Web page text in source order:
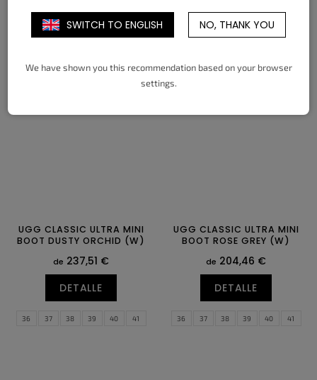
DETALLE
DETALLE
UGG CLASSIC ULTRA MINI
BOOT DUSTY ORCHID (W)
de 237,51 €
DETALLE
36 37 38 39 40
41
UGG CLASSIC ULTRA MINI
BOOT ROSE GREY (W)
de 204,46 €
DETALLE
36 37 38 39 40 41
SWITCH TO ENGLISH NO, THANK YOU
We have shown you this recommendation based on your browser
settings.